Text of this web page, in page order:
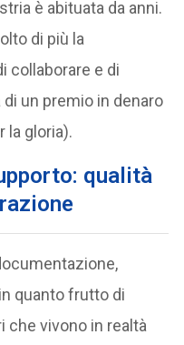
è abituata da anni.
di più la
collaborare e di
un premio in denaro
la gloria).
qualità
quanto frutto di
che vivono in realtà